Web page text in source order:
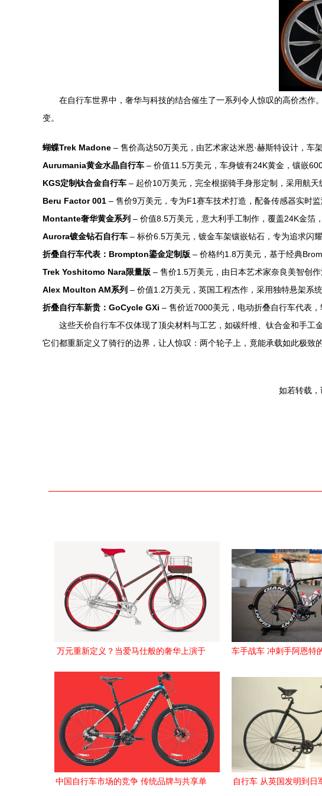
在自行车世界中，奢华与科技的结合催生了一系列令人惊叹的高价杰
变。
蝴蝶Trek Madone – 售价高达50万美元，由艺术家达米恩·赫斯特设计，车
Aurumania黄金水晶自行车 – 价值11.5万美元，车身镀有24K黄金，镶嵌
KGS定制钛合金自行车 – 起价10万美元，完全根据骑手身形定制，采用航天
Beru Factor 001 – 售价9万美元，专为F1赛车技术打造，配备传感器实时监
Montante奢华黄金系列 – 价值8.5万美元，意大利手工制作，覆盖24K金箔
Aurora镀金钻石自行车 – 标价6.5万美元，镀金车架镶嵌钻石，专为追求闪耀
折叠自行车代表：Brompton鎏金定制版 – 价格约1.8万美元，基于经典
Trek Yoshitomo Nara限量版 – 售价1.5万美元，由日本艺术家奈良美智创
Alex Moulton AM系列 – 价值1.2万美元，英国工程杰作，采用独特悬架系
折叠自行车新贵：GoCycle GXi – 售价近7000美元，电动折叠自行车代表
这些天价自行车不仅体现了顶尖材料与工艺，如碳纤维、钛合金和手工
它们都重新定义了骑行的边界，让人惊叹：两个轮子上，竟能承载如此极致
如若转载
万元重新定义？当爱马仕般的奢华上演于
惑? 一li bicycle riding to final fact truth
车手战车 冲刺手阿恩特
中国自行车市场的竞争 传统品牌与共享单
自行车 从英国发明到日